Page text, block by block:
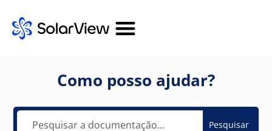
Como posso ajudar?
Pesquisar